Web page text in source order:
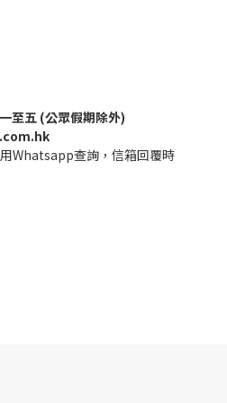
至五 (公眾假期除外)
Whatsapp查詢，信箱回覆時